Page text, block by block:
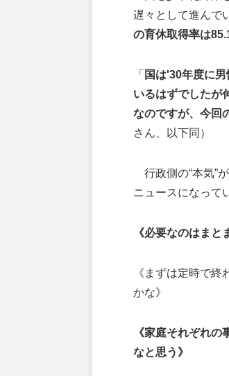
遅々として進んで
の育休取得率は
「 国は'30年度に
いるはずでしたが
なのですが、今回
さん、以下同）
行政側の“本気”
ニュースになって
《必要なのはま
《まずは定時で
かな》
《家庭それぞれ
なと思う》